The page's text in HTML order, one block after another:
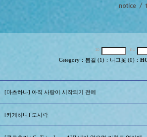
Cetegory： 봄길 (1)： 나그꽃 (0)：
[마츠하나] 아직 사랑이 시작되기 전에
[카게히나] 도시락